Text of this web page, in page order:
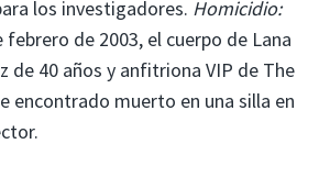
los investigadores. Homicidio:
febrero de 2003, el cuerpo de Lana
de 40 años y anfitriona VIP de The
encontrado muerto en una silla en